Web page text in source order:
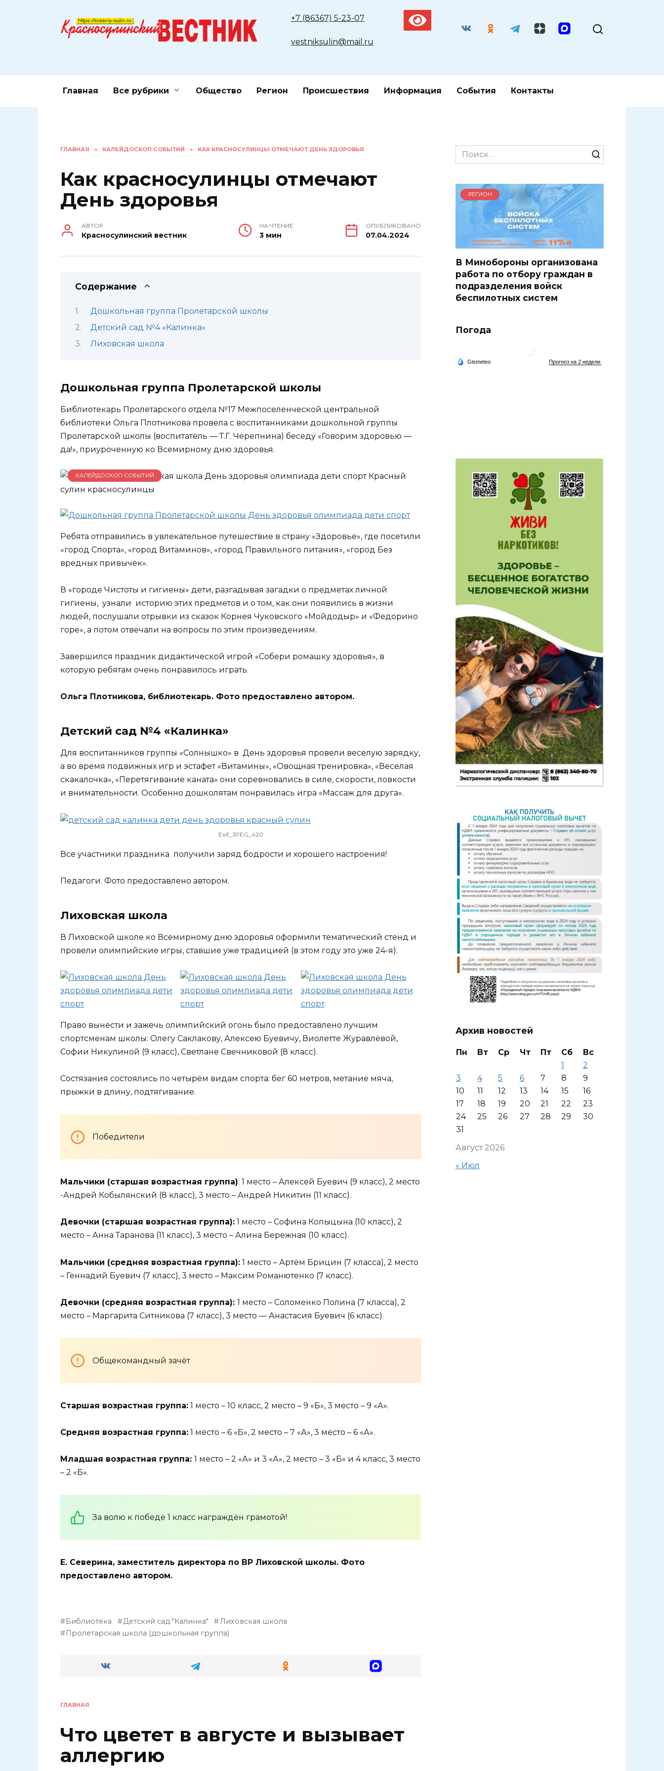
+7 (86367) 5-23-07
vestniksulin@mail.ru
Главная Все рубрики Общество Регион Происшествия Информация События Контакты
ГЛАВНАЯ » КАЛЕЙДОСКОП СОБЫТИЙ » КАК КРАСНОСУЛИНЦЫ ОТМЕЧАЮТ ДЕНЬ ЗДОРОВЬЯ
Как красносулинцы отмечают
День здоровья
АВТОР
Красносулинский вестник
НА ЧТЕНИЕ
3 мин
ОПУБЛИКОВАНО
07.04.2024
Содержание
Дошкольная группа Пролетарской школы
Детский сад №4 «Калинка»
Лиховская школа
Дошкольная группа Пролетарской школы
Библиотекарь Пролетарского отдела №17 Межпоселенческой центральной
библиотеки Ольга Плотникова провела с воспитанниками дошкольной группы
Пролетарской школы (воспитатель — Т.Г. Черепнина) беседу «Говорим здоровью —
да!», приуроченную ко Всемирному дню здоровья.
КАЛЕЙДОСКОП СОБЫТИЙ
Ребята отправились в увлекательное путешествие в страну «Здоровье», где посетили
«город Спорта», «город Витаминов», «город Правильного питания», «город Без
вредных привычек».
В «городе Чистоты и гигиены» дети, разгадывая загадки о предметах личной
гигиены, узнали историю этих предметов и о том, как они появились в жизни
людей, послушали отрывки из сказок Корнея Чуковского «Мойдодыр» и «Федорино
горе», а потом отвечали на вопросы по этим произведениям.
Завершился праздник дидактической игрой «Собери ромашку здоровья», в
которую ребятам очень понравилось играть.
Ольга Плотникова, библиотекарь. Фото предоставлено автором.
Детский сад №4 «Калинка»
Для воспитанников группы «Солнышко» в День здоровья провели веселую зарядку,
а во время подвижных игр и эстафет «Витамины», «Овощная тренировка», «Веселая
скакалочка», «Перетягивание каната» они соревновались в силе, скорости, ловкости
и внимательности. Особенно дошколятам понравилась игра «Массаж для друга».
Exif_JPEG_420
Все участники праздника получили заряд бодрости и хорошего настроения!
Педагоги. Фото предоставлено автором.
Лиховская школа
В Лиховской школе ко Всемирному дню здоровья оформили тематический стенд и
провели олимпийские игры, ставшие уже традицией (в этом году это уже 24-я).
Право вынести и зажечь олимпийский огонь было предоставлено лучшим
спортсменам школы: Олегу Саклакову, Алексею Буевичу, Виолетте Журавлёвой,
Софии Никулиной (9 класс), Светлане Свечниковой (8 класс).
Состязания состоялись по четырём видам спорта: бег 60 метров, метание мяча,
прыжки в длину, подтягивание.
Победители
Мальчики (старшая возрастная группа): 1 место – Алексей Буевич (9 класс), 2 место
-Андрей Кобылянский (8 класс), 3 место – Андрей Никитин (11 класс).
Девочки (старшая возрастная группа): 1 место – Софина Копыцына (10 класс), 2
место – Анна Таранова (11 класс), 3 место – Алина Бережная (10 класс).
Мальчики (средняя возрастная группа): 1 место – Артём Брицин (7 класса), 2 место
– Геннадий Буевич (7 класс), 3 место – Максим Романютенко (7 класс).
Девочки (средняя возрастная группа): 1 место – Соломенко Полина (7 класса), 2
место – Маргарита Ситникова (7 класс), 3 место — Анастасия Буевич (6 класс).
Общекомандный зачёт
Старшая возрастная группа: 1 место – 10 класс, 2 место – 9 «Б», 3 место – 9 «А».
Средняя возрастная группа: 1 место – 6 «Б», 2 место – 7 «А», 3 место – 6 «А».
Младшая возрастная группа: 1 место – 2 «А» и 3 «А», 2 место – 3 «Б» и 4 класс, 3 место
– 2 «Б».
За волю к победе 1 класс награждён грамотой!
Е. Северина, заместитель директора по ВР Лиховской школы. Фото
предоставлено автором.
Библиотека Детский сад "Калинка"
Лиховская школа
Пролетарская школа (дошкольная группа)
ГЛАВНАЯ
Что цветет в августе и вызывает
аллергию
Search
for:
РЕГИОН
В Минобороны организована
работа по отбору граждан в
подразделения войск
беспилотных систем
Погода
Архив новостей
Август 2026
Пн Вт Ср Чт Пт Сб
Вс
1
2
3
4 5 6 7 8
9
10
11 12 13 14 15
16
17
18 19 20 21 22
23
24
25 26 27 28 29
30
31
« Июл